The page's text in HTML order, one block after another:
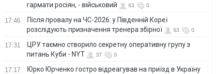
гармати росіян, - військовий
63 0
17:46
Після провалу на ЧС-2026: у Південній Кореї
розслідують призначення тренера збірної
63 0
17:31
ЦРУ таємно створило секретну оперативну групу з
питань Куби - NYT
37 0
17:17
Юрко Юрченко гостро відреагував на приїзд в Україну